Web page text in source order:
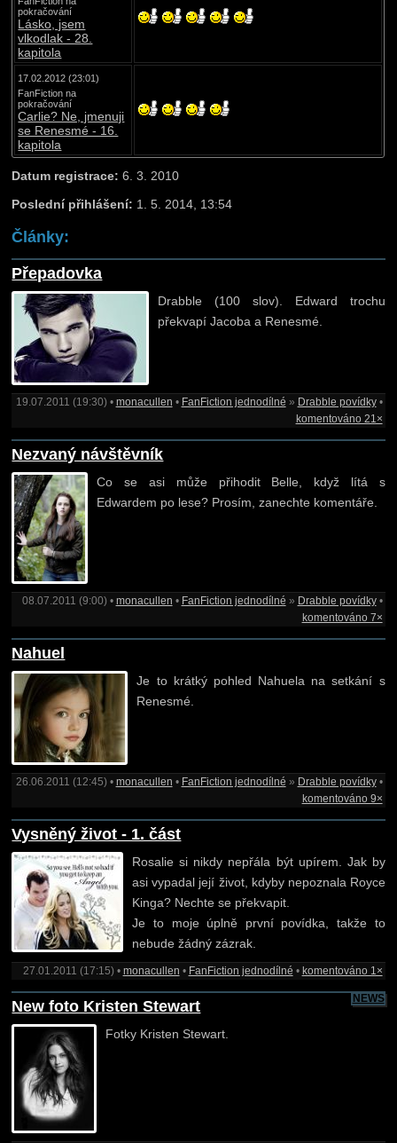
pokračování
Lásko, jsem
vlkodlak - 28.
kapitola
17.02.2012 (23:01)
FanFiction na
pokračování
Carlie? Ne, jmenuji
se Renesmé - 16.
kapitola
Datum registrace: 6. 3. 2010
Poslední přihlášení: 1. 5. 2014, 13:54
Články:
Přepadovka
Drabble (100 slov). Edward trochu
překvapí Jacoba a Renesmé.
19.07.2011 (19:30) • monacullen • FanFiction jednodílné » Drabble povídky•
komentováno 21×
Nezvaný návštěvník
Co se asi může přihodit Belle, když lítá s
Edwardem po lese? Prosím, zanechte komentáře.
08.07.2011 (9:00) • monacullen • FanFiction jednodílné » Drabble povídky•
komentováno 7×
Nahuel
Je to krátký pohled Nahuela na setkání s
Renesmé.
26.06.2011 (12:45) • monacullen • FanFiction jednodílné » Drabble povídky•
komentováno 9×
Vysněný život - 1. část
Rosalie si nikdy nepřála být upírem. Jak by
asi vypadal její život, kdyby nepoznala Royce
Kinga? Nechte se překvapit.
Je to moje úplně první povídka, takže to
nebude žádný zázrak.
27.01.2011 (17:15) • monacullen • FanFiction jednodílné • komentováno 1×
NEWS
New foto Kristen Stewart
Fotky Kristen Stewart.